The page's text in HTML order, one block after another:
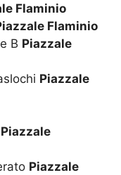
Flaminio
Flaminio
B Piazzale
Piazzale
Piazzale
Piazzale